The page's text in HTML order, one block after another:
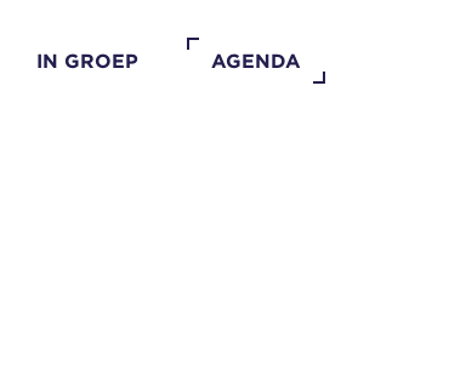
IN GROEP AGENDA